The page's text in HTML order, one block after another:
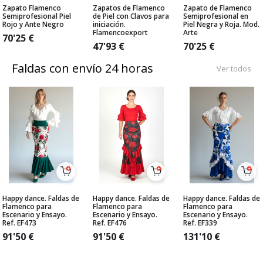
Zapato Flamenco
Semiprofesional Piel
Rojo y Ante Negro
70'25 €
Zapatos de Flamenco
de Piel con Clavos para
iniciación.
Flamencoexport
47'93 €
Zapato de Flamenco
Semiprofesional en
Piel Negra y Roja. Mod.
Arte
70'25 €
Faldas con envío 24 horas Ver todos
Happy dance. Faldas de
Flamenco para
Escenario y Ensayo.
Ref. EF473
91'50 €
Happy dance. Faldas de
Flamenco para
Escenario y Ensayo.
Ref. EF476
91'50 €
Happy dance. Faldas de
Flamenco para
Escenario y Ensayo.
Ref. EF339
131'10 €